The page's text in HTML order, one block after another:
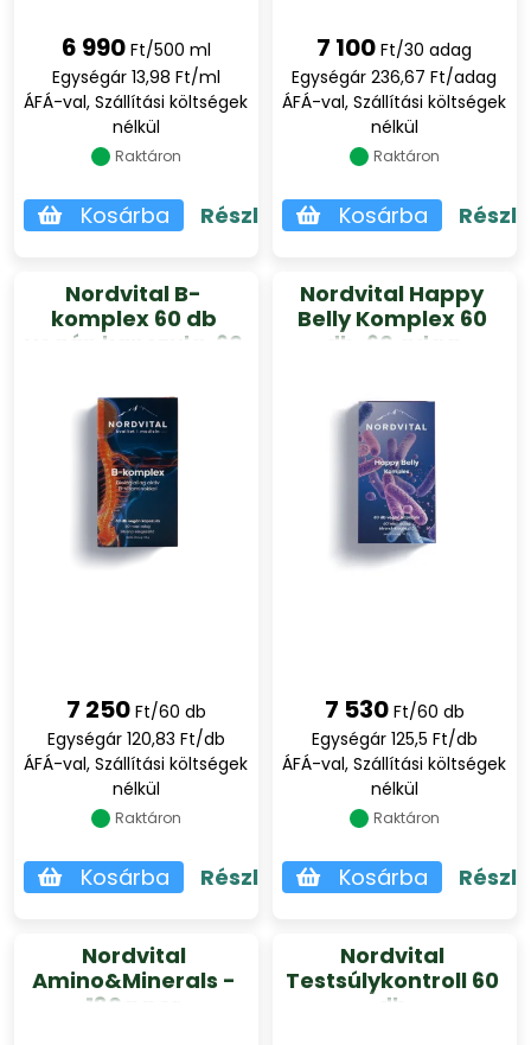
6 990 Ft/500 ml
Egységár 13,98 Ft/ml
ÁFÁ-val, Szállítási költségek
nélkül
Raktáron
Kosárba Részletek
7 100 Ft/30 adag
Egységár 236,67 Ft/adag
ÁFÁ-val, Szállítási költségek
nélkül
Raktáron
Kosárba
Nordvital B-
komplex 60 db
vegán kapszula, 60
7 250 Ft/60 db
Egységár 120,83 Ft/db
ÁFÁ-val, Szállítási költségek
nélkül
Raktáron
Kosárba Részletek
Nordvital Happy
Belly Komplex 60
db, 60 adag
7 530 Ft/60 db
Egységár 125,5 Ft/db
ÁFÁ-val, Szállítási költségek
nélkül
Raktáron
Kosárba
Nordvital
Amino&Minerals -
180g por
Nordvital
Testsúlykontroll 60
db